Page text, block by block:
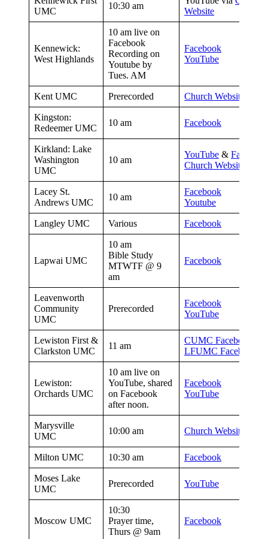
UMC
10:30 am
Website
Kennewick:
West Highlands
10 am live on
Facebook
Recording on
Youtube by
Tues. AM
Facebook
YouTube
Kent UMC Prerecorded Church Website
Kingston:
Redeemer UMC
10 am Facebook
Kirkland: Lake
Washington
UMC
10 am
YouTube & Facebook
Church Website
Lacey St.
Andrews UMC
10 am
Facebook
Youtube
Langley UMC Various Facebook
Lapwai UMC
10 am
Bible Study
MTWTF @ 9
am
Facebook
Leavenworth
Community
UMC
Prerecorded
Facebook
YouTube
Lewiston First &
Clarkston UMC
11 am
CUMC Facebook
LFUMC Facebook
Lewiston:
Orchards UMC
10 am live on
YouTube, shared
on Facebook
after noon.
Facebook
YouTube
Marysville
UMC
10:00 am Church Website
Milton UMC 10:30 am Facebook
Moses Lake
UMC
Prerecorded YouTube
Moscow UMC
10:30
Prayer time,
Thurs @ 9am
Facebook